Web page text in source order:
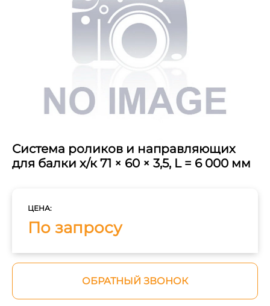
Система роликов и направляющих
для балки х/к 71 × 60 × 3,5, L = 6 000 мм
ЦЕНА:
По запросу
ОБРАТНЫЙ ЗВОНОК